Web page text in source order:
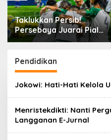
Taklukkan Persib!
Persebaya Juarai Piala
Presiden 2026
Pendidikan
Jokowi: Hati-Hati Kelola
Menristekdikti: Nanti
Langganan E-Jurnal